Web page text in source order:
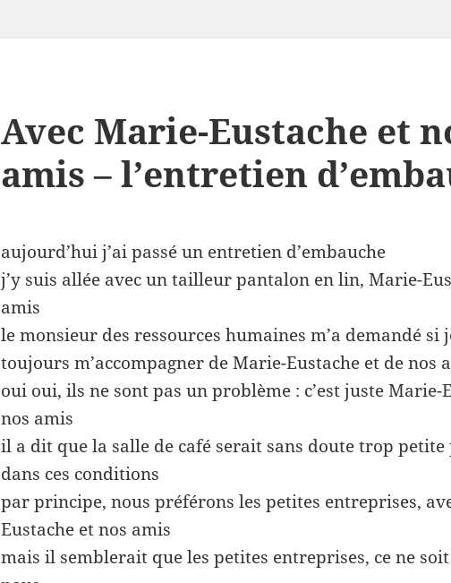
Avec Marie-Eustache et
amis – l’entretien
aujourd’hui j’ai passé un entretien d’embauche
j’y suis allée avec un tailleur pantalon en lin, Marie-
amis
le monsieur des ressources humaines m’a demandé si
toujours m’accompagner de Marie-Eustache et de nos
oui oui, ils ne sont pas un problème : c’est juste Marie-
nos amis
il a dit que la salle de café serait sans doute trop
dans ces conditions
par principe, nous préférons les petites entreprises,
Eustache et nos amis
mais il semblerait que les petites entreprises, ce ne